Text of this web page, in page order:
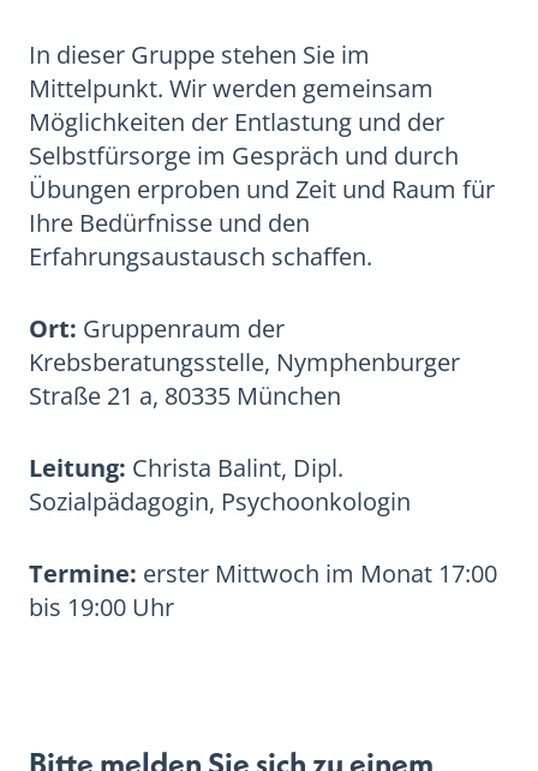
In dieser Gruppe stehen Sie im
Mittelpunkt. Wir werden gemeinsam
Möglichkeiten der Entlastung und der
Selbstfürsorge im Gespräch und durch
Übungen erproben und Zeit und Raum für
Ihre Bedürfnisse und den
Erfahrungsaustausch schaffen.
Ort: Gruppenraum der
Krebsberatungsstelle, Nymphenburger
Straße 21 a, 80335 München
Leitung: Christa Balint, Dipl.
Sozialpädagogin, Psychoonkologin
Termine: erster Mittwoch im Monat 17:00
bis 19:00 Uhr
Bitte melden Sie sich zu einem